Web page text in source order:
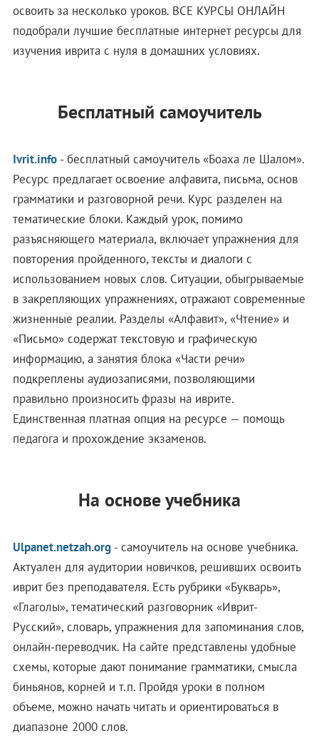
освоить за несколько уроков. ВСЕ КУРСЫ ОНЛАЙН
подобрали лучшие бесплатные интернет ресурсы для
изучения иврита с нуля в домашних условиях.
Бесплатный самоучитель
Ivrit.info- бесплатный самоучитель «Боаха ле Шалом».
Ресурс предлагает освоение алфавита, письма, основ
грамматики и разговорной речи. Курс разделен на
тематические блоки. Каждый урок, помимо
разъясняющего материала, включает упражнения для
повторения пройденного, тексты и диалоги с
использованием новых слов. Ситуации, обыгрываемые
в закрепляющих упражнениях, отражают современные
жизненные реалии. Разделы «Алфавит», «Чтение» и
«Письмо» содержат текстовую и графическую
информацию, а занятия блока «Части речи»
подкреплены аудиозаписями, позволяющими
правильно произносить фразы на иврите.
Единственная платная опция на ресурсе — помощь
педагога и прохождение экзаменов.
На основе учебника
Ulpanet.netzah.org- самоучитель на основе учебника.
Актуален для аудитории новичков, решивших освоить
иврит без преподавателя. Есть рубрики «Букварь»,
«Глаголы», тематический разговорник «Иврит-
Русский», словарь, упражнения для запоминания слов,
онлайн-переводчик. На сайте представлены удобные
схемы, которые дают понимание грамматики, смысла
биньянов, корней и т.п. Пройдя уроки в полном
объеме, можно начать читать и ориентироваться в
диапазоне 2000 слов.